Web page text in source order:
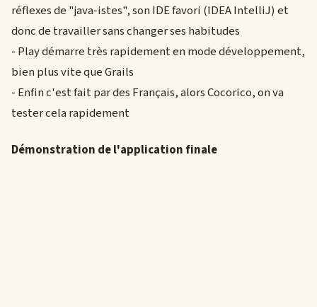
réflexes de "java-istes", son IDE favori (IDEA IntelliJ) et
donc de travailler sans changer ses habitudes
- Play démarre très rapidement en mode développement,
bien plus vite que Grails
- Enfin c'est fait par des Français, alors Cocorico, on va
tester cela rapidement
Démonstration de l'application finale